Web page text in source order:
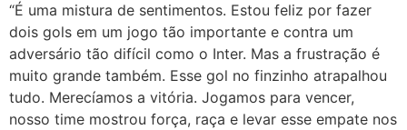
“É uma mistura de sentimentos. Estou feliz por fazer
dois gols em um jogo tão importante e contra um
adversário tão difícil como o Inter. Mas a frustração é
muito grande também. Esse gol no finzinho atrapalhou
tudo. Merecíamos a vitória. Jogamos para vencer,
nosso time mostrou força, raça e levar esse empate nos